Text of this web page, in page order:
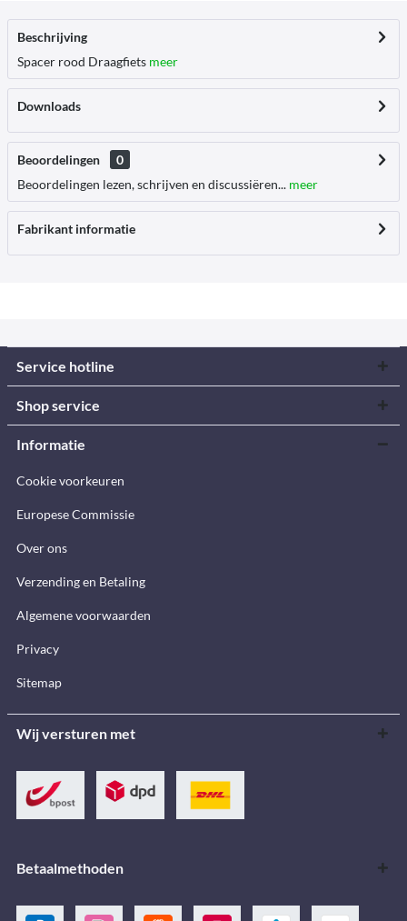
Beschrijving
Spacer rood Draagfiets meer
Downloads
Beoordelingen
0
Beoordelingen lezen, schrijven en discussiëren... meer
Fabrikant informatie
Service hotline
Shop service
Informatie
Cookie voorkeuren
Europese Commissie
Over ons
Verzending en Betaling
Algemene voorwaarden
Privacy
Sitemap
Wij versturen met
Betaalmethoden